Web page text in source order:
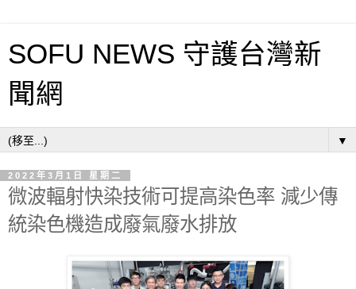
SOFU NEWS 守護台灣新
聞網
▼
2022年3月1日 星期二
微波輻射快染技術可提高染色率 減少傳
統染色機造成廢氣廢水排放